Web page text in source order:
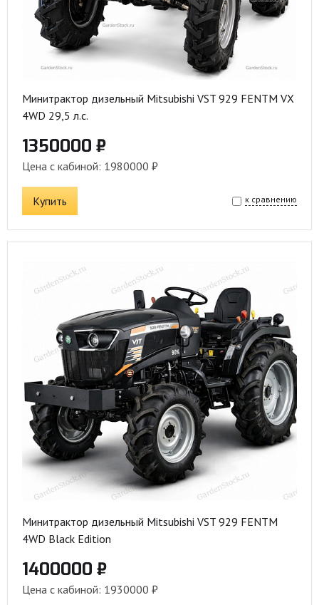
Минитрактор дизельный Mitsubishi VST 929 FENTM VX
4WD 29,5 л.с.
1350000 ₽
Цена с кабиной: 1980000 ₽
Купить к сравнению
Минитрактор дизельный Mitsubishi VST 929 FENTM
4WD Black Edition
1400000 ₽
Цена с кабиной: 1930000 ₽